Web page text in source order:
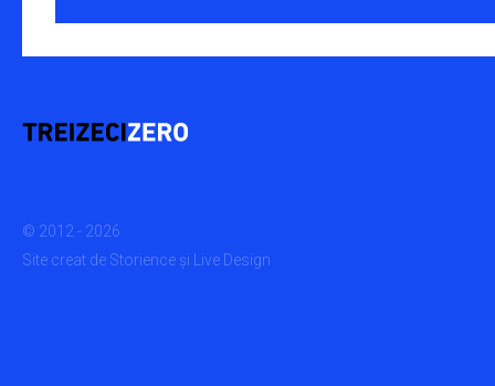
© 2012 - 2026
Site creat de Storience și Live Design